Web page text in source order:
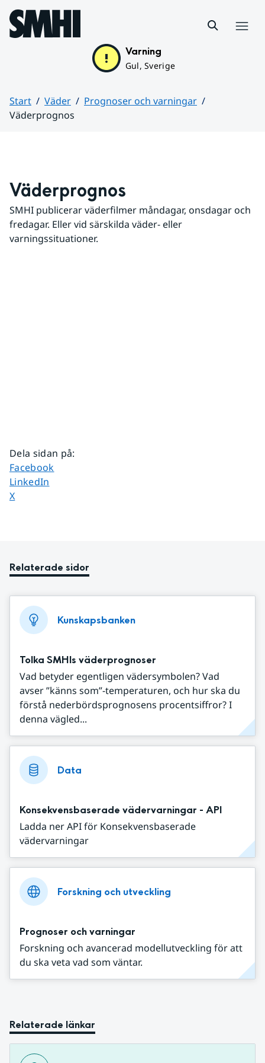
Hoppa till sidans innehåll
Varning
Gul, Sverige
Start Väder
Prognoser och varningar
Väderprognos
Väderprognos
SMHI publicerar väderfilmer måndagar, onsdagar och
fredagar. Eller vid särskilda väder- eller
varningssituationer.
Dela sidan på:
Dela sidan på
Facebook
Dela sidan på
LinkedIn
Dela sidan på
X
Relaterade sidor
Kunskapsbanken
Tolka SMHIs väderprognoser
Vad betyder egentligen vädersymbolen? Vad
avser ”känns som”-temperaturen, och hur ska du
förstå nederbördsprognosens procentsiffror? I
denna vägled...
Data
Konsekvensbaserade vädervarningar - API
Ladda ner API för Konsekvensbaserade
vädervarningar
Forskning och utveckling
Prognoser och varningar
Forskning och avancerad modellutveckling för att
du ska veta vad som väntar.
Relaterade länkar